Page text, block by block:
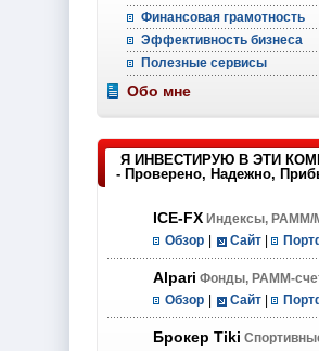
Финансовая грамотность
Эффективность бизнеса
Полезные сервисы
Обо мне
Я ИНВЕСТИРУЮ В ЭТИ
- Проверено, Надежно,
ICE-FX Индексы, PAMM/
Обзор Сайт
Alpari Фонды, PAMM-
Обзор Сайт
Брокер Tiki